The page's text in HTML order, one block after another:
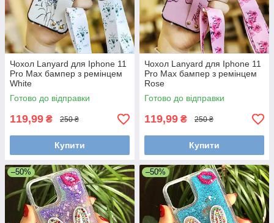
Чохол Lanyard для Iphone 11
Pro Max бампер з ремінцем
White
Готово до відправки
119,99 ₴ 250 ₴
Купити
Чохол Lanyard для Iphone 11
Pro Max бампер з ремінцем
Rose
Готово до відправки
119,99 ₴ 250 ₴
Купити
–50% –50%